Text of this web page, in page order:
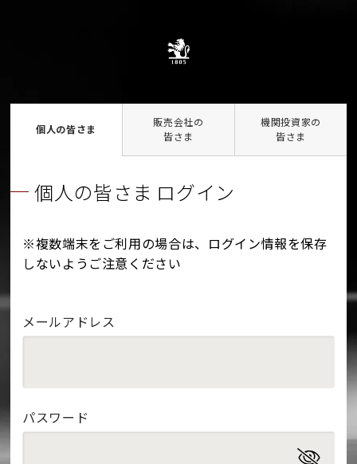
個人の皆さま
販売会社の
皆さま
機関投資家の
皆さま
個人の皆さま ログイン
※複数端末をご利用の場合は、ログイン情報を保存
しないようご注意ください
メールアドレス
パスワード